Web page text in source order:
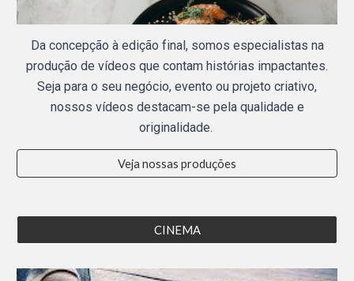
Da concepção à edição final, somos especialistas na
produção de vídeos que contam histórias impactantes.
Seja para o seu negócio, evento ou projeto criativo,
nossos vídeos destacam-se pela qualidade e
originalidade.
Veja nossas produções
CINEMA